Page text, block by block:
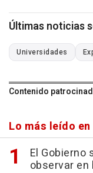
Últimas noticias
Universidades
Contenido
Lo más leído
El Gobierno
observar en